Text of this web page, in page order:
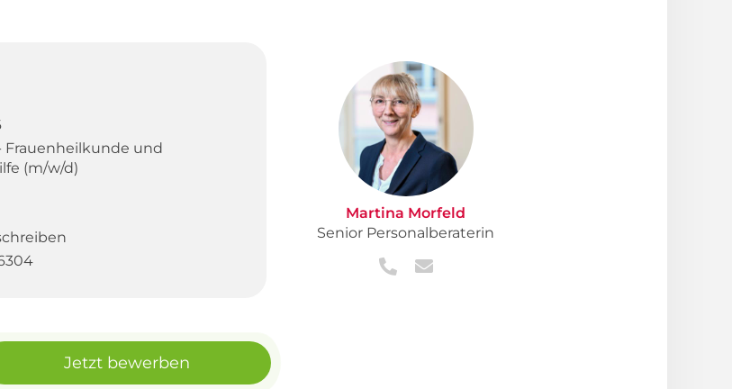
Frauenheilkunde und
(m/w/d)
Martina Morfeld
Senior Personalberaterin
Jetzt bewerben